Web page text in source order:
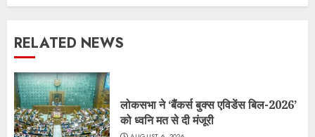
RELATED NEWS
लोकसभा ने ‘बैंकर्स बुक्स एविडेंस बिल-2026’
को ध्वनि मत से दी मंजूरी